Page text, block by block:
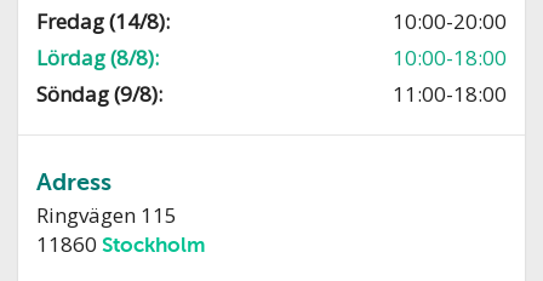
Fredag (14/8):
10:00-20:00
Lördag (8/8):
10:00-18:00
Söndag (9/8):
11:00-18:00
Adress
Ringvägen 115
11860Stockholm